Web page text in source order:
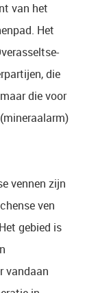
van het
Het
die
die voor
vennen zijn
ven
gebied is
vandaan